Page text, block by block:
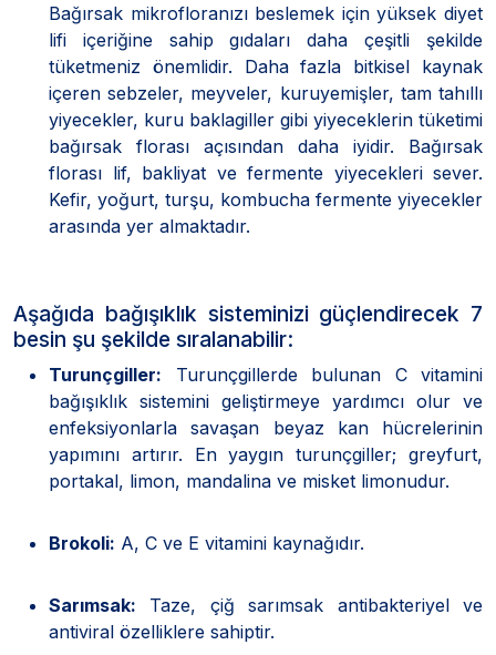
Bağırsak mikrofloranızı beslemek için yüksek diyet
lifi içeriğine sahip gıdaları daha çeşitli şekilde
tüketmeniz önemlidir. Daha fazla bitkisel kaynak
içeren sebzeler, meyveler, kuruyemişler, tam tahıllı
yiyecekler, kuru baklagiller gibi yiyeceklerin tüketimi
bağırsak florası açısından daha iyidir. Bağırsak
florası lif, bakliyat ve fermente yiyecekleri sever.
Kefir, yoğurt, turşu, kombucha fermente yiyecekler
arasında yer almaktadır.
Aşağıda bağışıklık sisteminizi güçlendirecek 7
besin şu şekilde sıralanabilir:
Turunçgiller: Turunçgillerde bulunan C vitamini
bağışıklık sistemini geliştirmeye yardımcı olur ve
enfeksiyonlarla savaşan beyaz kan hücrelerinin
yapımını artırır. En yaygın turunçgiller; greyfurt,
portakal, limon, mandalina ve misket limonudur.
Brokoli: A, C ve E vitamini kaynağıdır.
Sarımsak: Taze, çiğ sarımsak antibakteriyel ve
antiviral özelliklere sahiptir.